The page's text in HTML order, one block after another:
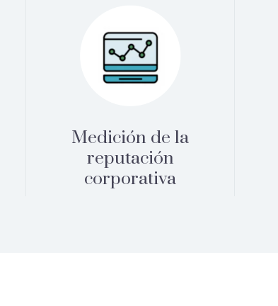
Medición de la
reputación
corporativa